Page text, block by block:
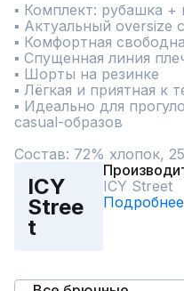
▪ Комплект: рубашка
▪ Актуальный oversize
▪ Комфортная
▪ Спущенная линия
▪ Шорты на резинке
▪ Лёгкая и приятная к
▪ Идеально для
casual-образов
Состав: 72% хлопок,
ICY
Stree
t
ICY Street
Подробнее